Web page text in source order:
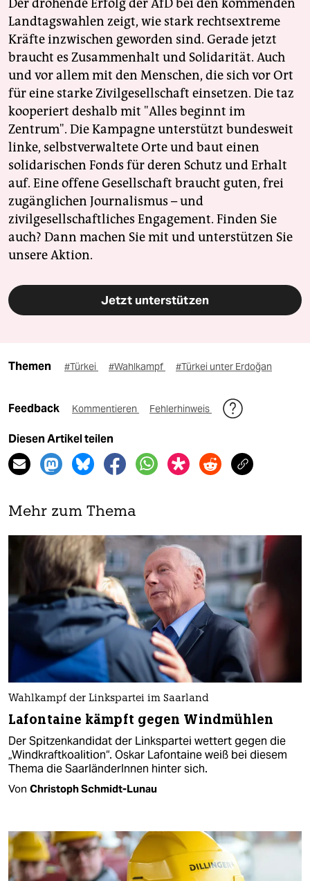
Der drohende Erfolg der AfD bei den kommenden
Landtagswahlen zeigt, wie stark rechtsextreme
Kräfte inzwischen geworden sind. Gerade jetzt
braucht es Zusammenhalt und Solidarität. Auch
und vor allem mit den Menschen, die sich vor Ort
für eine starke Zivilgesellschaft einsetzen. Die taz
kooperiert deshalb mit "Alles beginnt im
Zentrum". Die Kampagne unterstützt bundesweit
linke, selbstverwaltete Orte und baut einen
solidarischen Fonds für deren Schutz und Erhalt
auf. Eine offene Gesellschaft braucht guten, frei
zugänglichen Journalismus – und
zivilgesellschaftliches Engagement. Finden Sie
auch? Dann machen Sie mit und unterstützen Sie
unsere Aktion.
Jetzt unterstützen
Themen #Türkei #Wahlkampf #Türkei unter Erdoğan
Feedback Kommentieren Fehlerhinweis
Diesen Artikel teilen
Mehr zum Thema
Wahlkampf der Linkspartei im Saarland
Lafontaine kämpft gegen Windmühlen
Der Spitzenkandidat der Linkspartei wettert gegen die
„Windkraftkoalition“. Oskar Lafontaine weiß bei diesem
Thema die SaarländerInnen hinter sich.
Von Christoph Schmidt-Lunau